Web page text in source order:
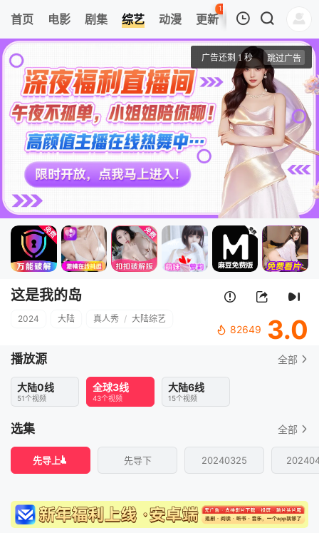
首页 电影 剧集 综艺 动漫 更新
121
热榜 APP
先导上
这是我的岛
清空
这是我的岛
2024 大陆 真人秀 / 大陆综艺
82649 3.0
播放源 全部
大陆0线
51个视频
全球3线
43个视频
大陆6线
15个视频
选集 全部
先导上 先导下 20240325